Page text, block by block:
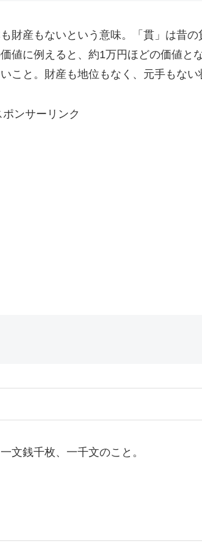
財産もないという意味。「貫」は昔の
値に例えると、約1万円ほどの価値と
こと。財産も地位もなく、元手もない
ポンサーリンク
文銭千枚、一千文のこと。